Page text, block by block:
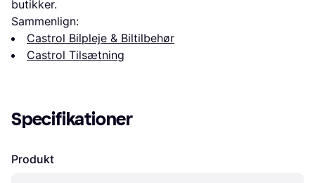
butikker.
Sammenlign:
Castrol Bilpleje & Biltilbehør
Castrol Tilsætning
Specifikationer
Produkt